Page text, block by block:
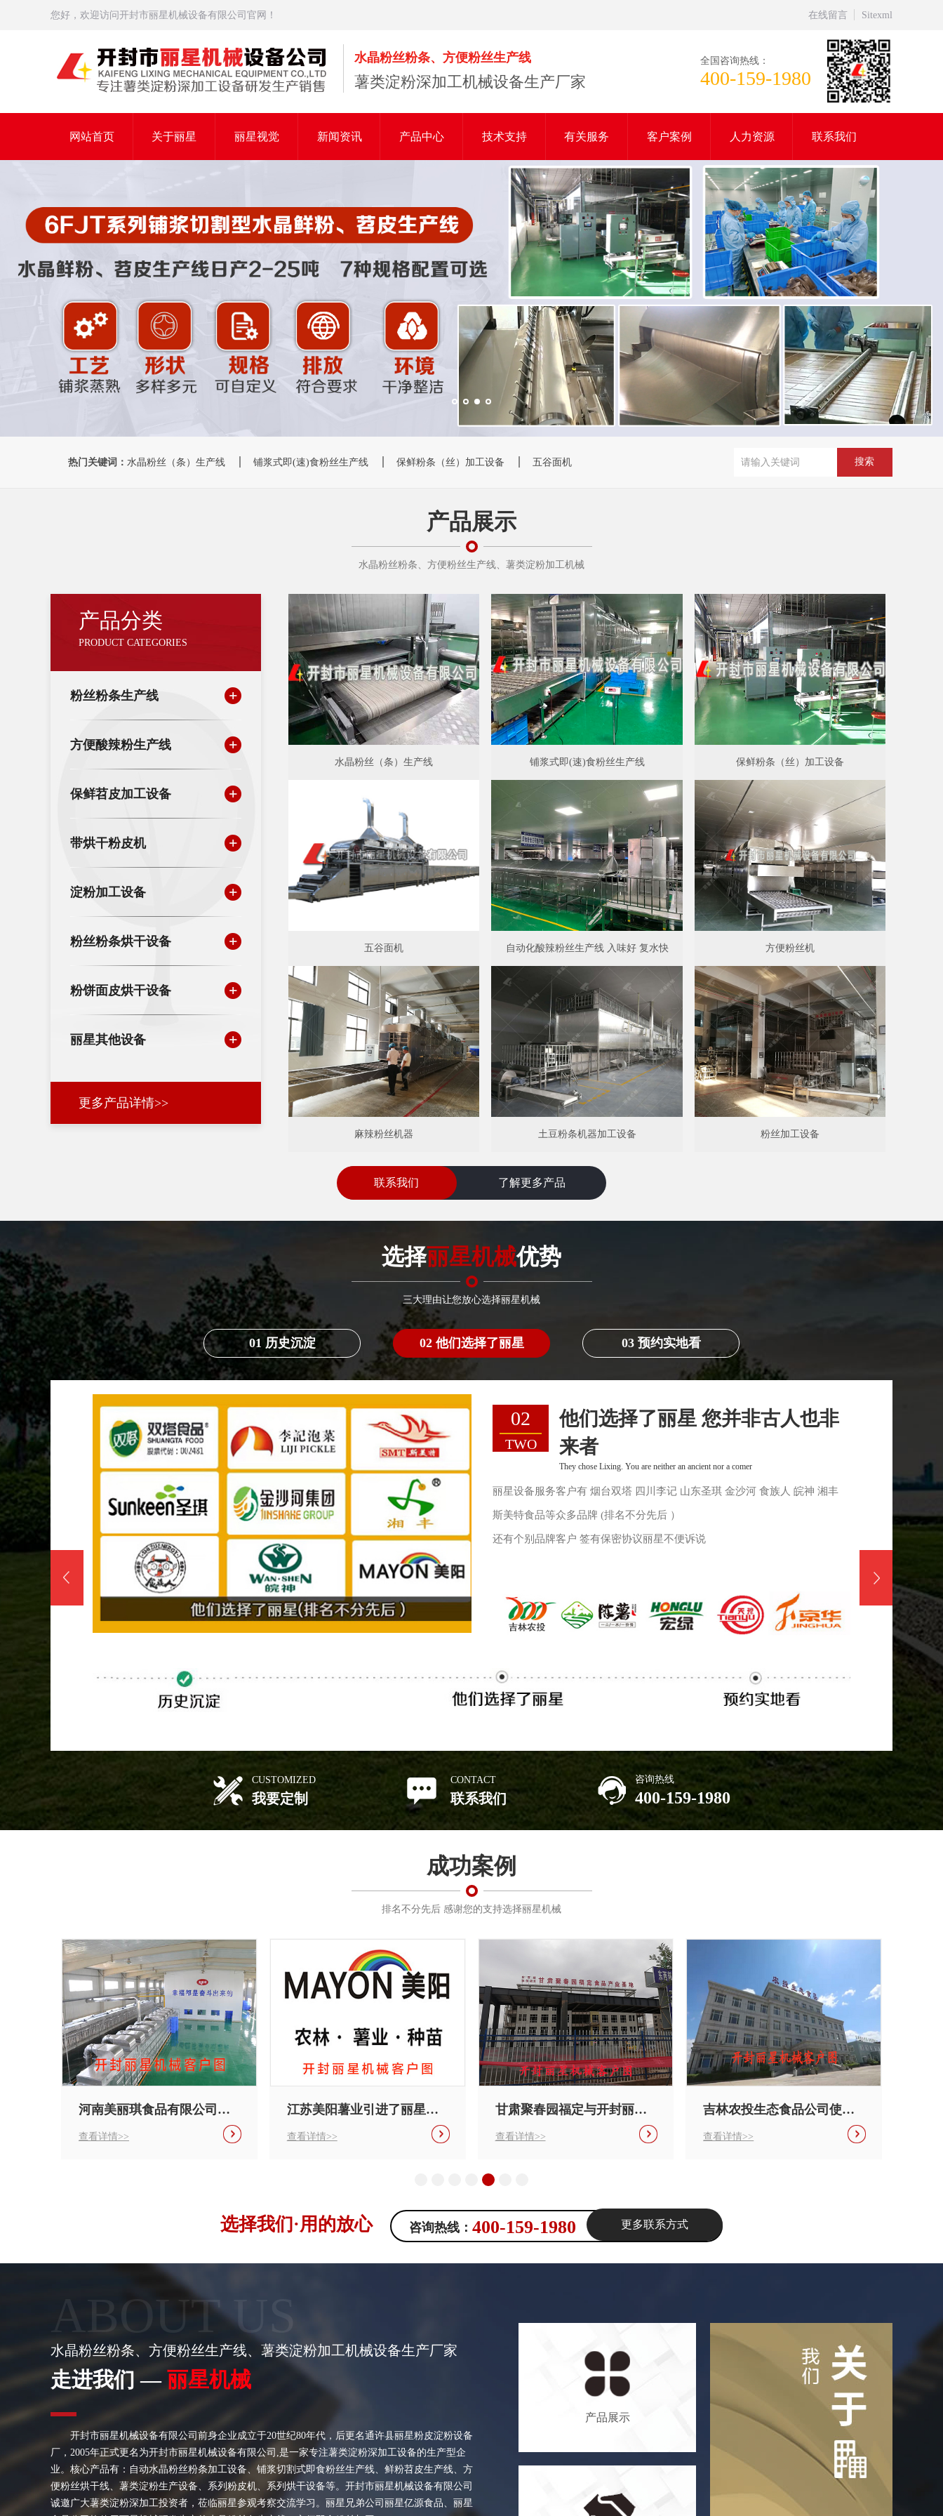
您好，欢迎访问开封市丽星机械设备有限公司官网！ 在线留言 Sitexml
水晶粉丝粉条、方便粉丝生产线
薯类淀粉深加工机械设备生产厂家
全国咨询热线：
400-159-1980
网站首页 关于丽星 丽星视觉 新闻资讯 产品中心 技术支持 有关服务 客户案例 人力资源 联系我们
热门关键词： 水晶粉丝（条）生产线 铺浆式即(速)食粉丝生产线 保鲜粉条（丝）加工设备 五谷面机
产品展示
水晶粉丝粉条、方便粉丝生产线、薯类淀粉加工机械
产品分类
PRODUCT CATEGORIES
粉丝粉条生产线
方便酸辣粉生产线
保鲜苕皮加工设备
带烘干粉皮机
淀粉加工设备
粉丝粉条烘干设备
粉饼面皮烘干设备
丽星其他设备
更多产品详情>>
水晶粉丝（条）生产线 铺浆式即(速)食粉丝生产线 保鲜粉条（丝）加工设备
五谷面机 自动化酸辣粉丝生产线 入味好 复水快 方便粉丝机
麻辣粉丝机器 土豆粉条机器加工设备 粉丝加工设备
联系我们 了解更多产品
选择丽星机械优势
三大理由让您放心选择丽星机械
01 历史沉淀 02 他们选择了丽星 03 预约实地看
也非
人 皖神 湘丰
03
THREE
预约丽星来厂实地看设备运行
Make an appointment for Lixing to come to the factory to see the equipment operation
丽星兄弟公司丽星亿源食品、丽星食品公司均使用丽星机械研发生产的水晶粉
丝条生产线、方便即食粉丝加工设备、鲜粉苕皮生产线、带烘干粉皮设备、
粉饼面皮烘干设备等生产运行多年。预约丽星机械可观摩设备运行现场，直观
了解投资条件、基建要求、设备占地、厂房布局、机器运行、工艺流程、用人
CUSTOMIZED
我要定制
CONTACT
联系我们
咨询热线
400-159-1980
成功案例
排名不分先后 感谢您的支持选择丽星机械
江苏美阳薯业引进了丽星方便粉丝机器
查看详情>>
甘肃聚春园福定与开封丽星机械牵手成功
查看详情>>
吉林农投生态食品公司使用的丽星酸辣粉设备应用现场
查看详情>>
开封丽星机械水晶粉丝生产线助力宜宾顶古山薯业生产自己的粉丝粉条
查看详情>>
选择我们·用的放心 咨询热线： 400-159-1980 更多联系方式
ABOUT US
水晶粉丝粉条、方便粉丝生产线、薯类淀粉加工机械设备生产厂家
走进我们 — 丽星机械
开封市丽星机械设备有限公司前身企业成立于20世纪80年代，后更名通许县丽星粉皮淀粉设备
厂，2005年正式更名为开封市丽星机械设备有限公司,是一家专注薯类淀粉深加工设备的生产型企
业。核心产品有：自动水晶粉丝粉条加工设备、铺浆切割式即食粉丝生产线、鲜粉苕皮生产线、方
便粉丝烘干线、薯类淀粉生产设备、系列粉皮机、系列烘干设备等。开封市丽星机械设备有限公司
诚邀广大薯类淀粉深加工投资者，莅临丽星参观考察交流学习。丽星兄弟公司丽星亿源食品、丽星
产品展示